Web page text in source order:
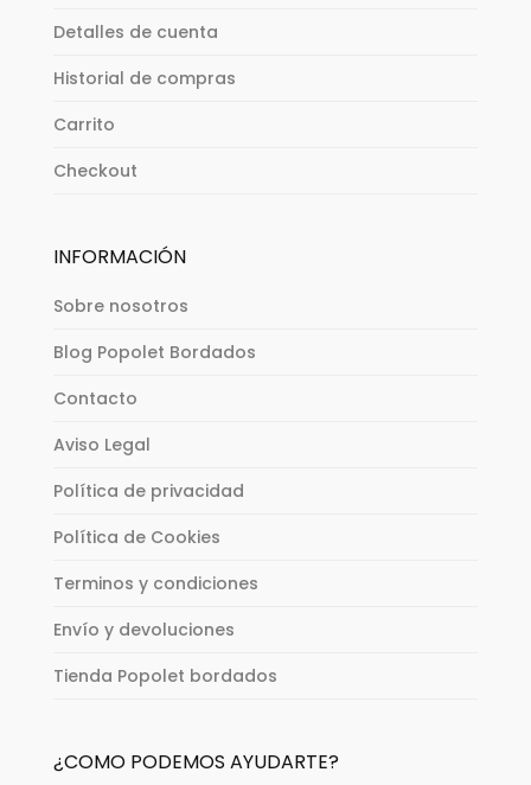
Detalles de cuenta
Historial de compras
Carrito
Checkout
INFORMACIÓN
Sobre nosotros
Blog Popolet Bordados
Contacto
Aviso Legal
Política de privacidad
Política de Cookies
Terminos y condiciones
Envío y devoluciones
Tienda Popolet bordados
¿COMO PODEMOS AYUDARTE?